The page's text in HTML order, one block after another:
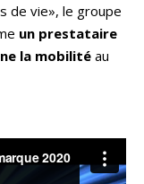
de vie», le groupe
un prestataire
la mobilité au